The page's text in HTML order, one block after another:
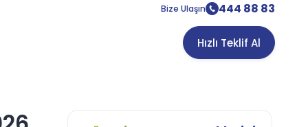
Bize Ulaşın 444 88 83
Hızlı Teklif Al